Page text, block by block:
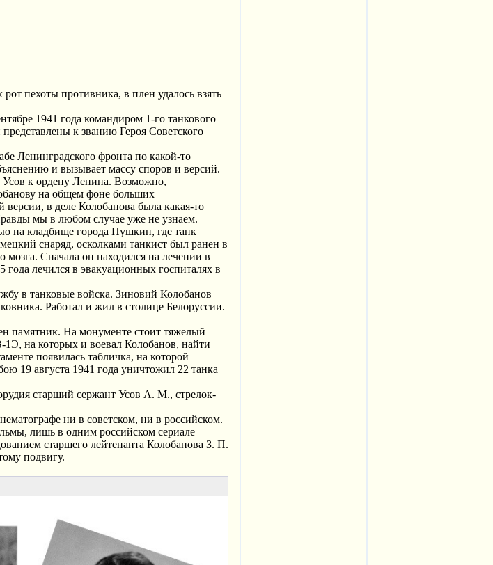
пехоты противника, в плен удалось взять
1941 года командиром 1-го танкового
к званию Героя Советского
Ленинградского фронта по какой-то
и вызывает массу споров и версий.
к ордену Ленина. Возможно,
на общем фоне больших
версии, в деле Колобанова была какая-то
мы в любом случае уже не узнаем.
на кладбище города Пушкин, где танк
снаряд, осколками танкист был ранен в
Сначала он находился на лечении в
лечился в эвакуационных госпиталях в
в танковые войска. Зиновий Колобанов
Работал и жил в столице Белоруссии.
памятник. На монументе стоит тяжелый
на которых и воевал Колобанов, найти
появилась табличка, на которой
19 августа 1941 года уничтожил 22 танка
старший сержант Усов А. М., стрелок-
ни в советском, ни в российском.
лишь в одним российском сериале
старшего лейтенанта Колобанова З. П.
подвигу.